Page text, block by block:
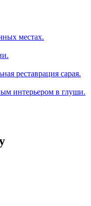
местах.
реставрация сарая.
интерьером в глуши.